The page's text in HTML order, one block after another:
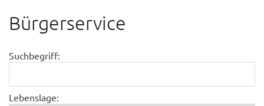
Bürgerservice
Suchbegriff:
Lebenslage: